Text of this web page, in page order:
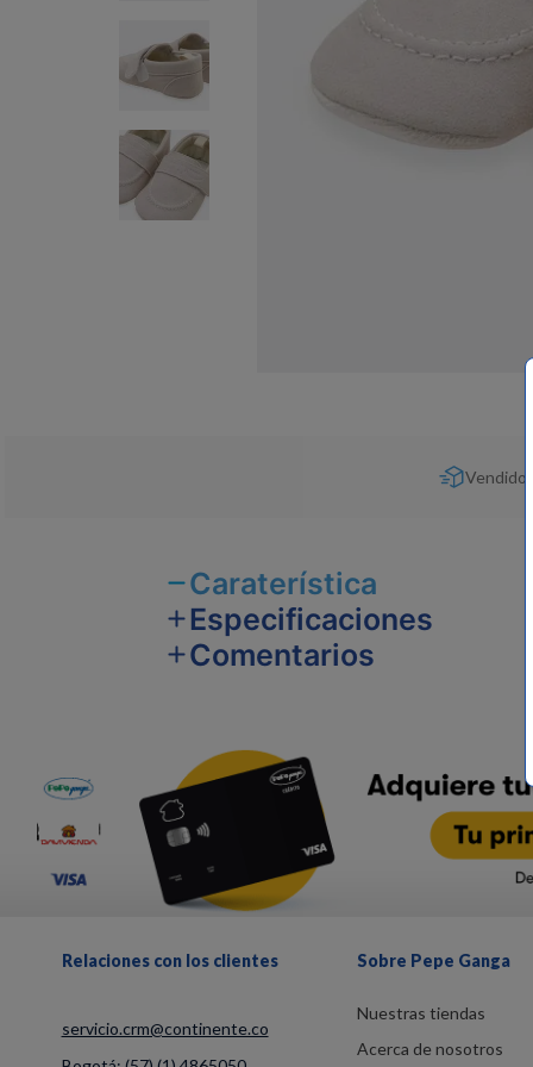
Vendido
Caraterística
Especificaciones
Comentarios
Relaciones con los clientes
servicio.crm@continente.co
Sobre Pepe Ganga
Nuestras tiendas
Acerca de nosotros